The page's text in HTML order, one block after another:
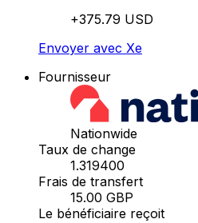
+375.79 USD
Envoyer avec Xe
Fournisseur
Nationwide
Taux de change
1.319400
Frais de transfert
15.00 GBP
Le bénéficiaire reçoit